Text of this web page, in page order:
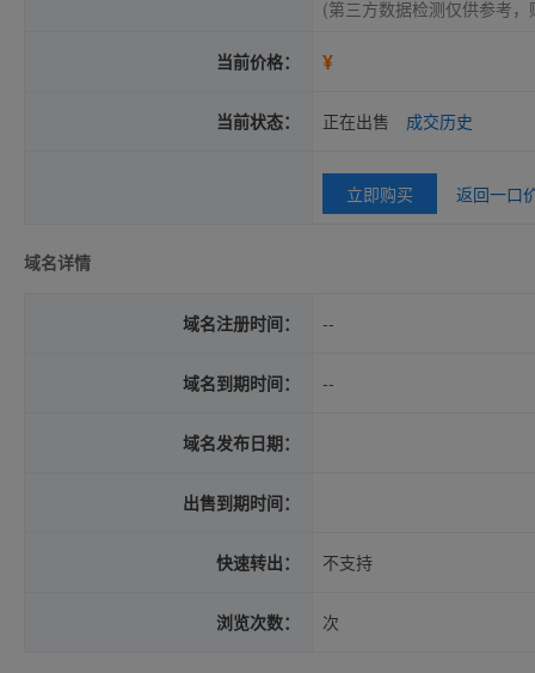
(第三方数据检测仅供参考
当前价格： ¥
当前状态： 正在出售 成交历史
立即购买 返回一口
域名详情
域名注册时间： --
域名到期时间： --
域名发布日期：
出售到期时间：
快速转出： 不支持
浏览次数： 次